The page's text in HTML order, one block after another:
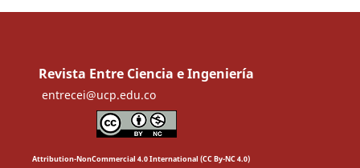
Revista Entre Ciencia e Ingeniería
entrecei@ucp.edu.co
Attribution-NonCommercial 4.0 International (CC By-NC 4.0)